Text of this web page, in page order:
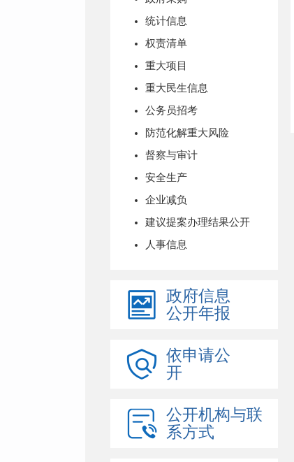
统计信息
权责清单
重大项目
重大民生信息
公务员招考
防范化解重大风险
督察与审计
安全生产
企业减负
建议提案办理结果公开
人事信息
政府信息
公开年报
依申请公
开
公开机构与联
系方式